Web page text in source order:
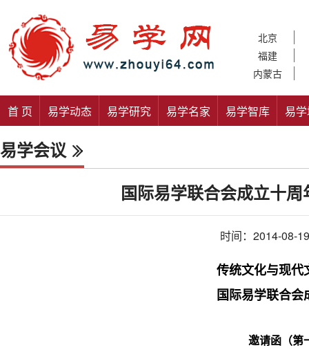
北京
福建
内蒙古
首 页 易学动态 易学研究 易学名家 易学智库 易
易学会议
国际易学联合会成立十
时间：2014-08-19
传统文化与现代
国际易学联合会
邀请函（第